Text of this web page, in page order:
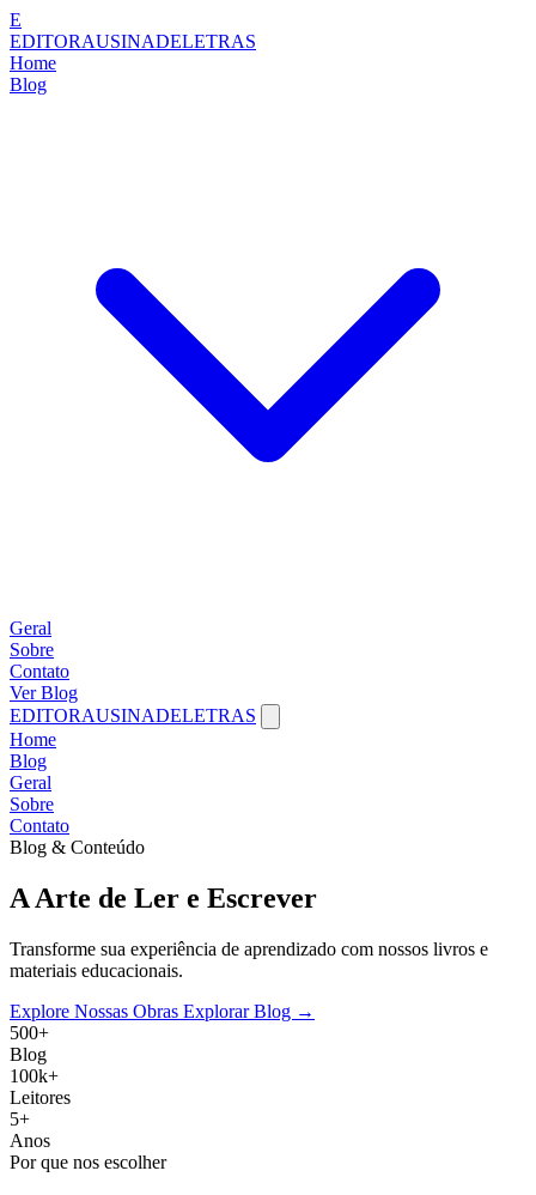
E
EDITORAUSINADELETRAS
Home
Blog
Geral
Sobre
Contato
Ver Blog
EDITORAUSINADELETRAS
Home
Blog
Geral
Sobre
Contato
Blog & Conteúdo
A Arte de Ler e Escrever
Transforme sua experiência de aprendizado com nossos livros e
materiais educacionais.
Explore Nossas Obras Explorar Blog →
500+
Blog
100k+
Leitores
5+
Anos
Por que nos escolher